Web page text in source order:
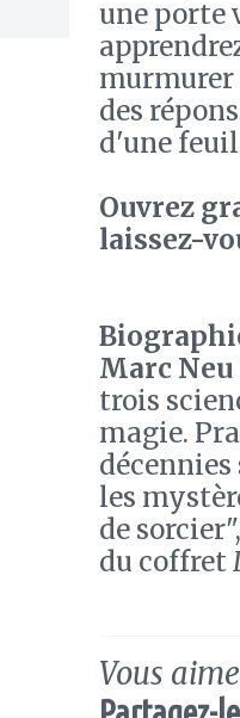
une porte
murmurer
des
d'une
Ouvrez
laissez-
Marc Neu
trois
magie.
les
de
du coffret
Vous